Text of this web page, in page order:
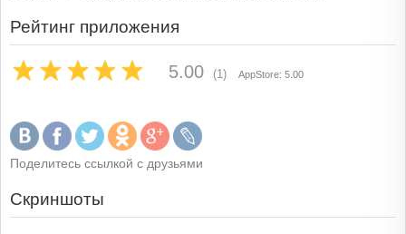
Рейтинг приложения
5.00 (1) AppStore: 5.00
Поделитесь ссылкой с друзьями
Скриншоты